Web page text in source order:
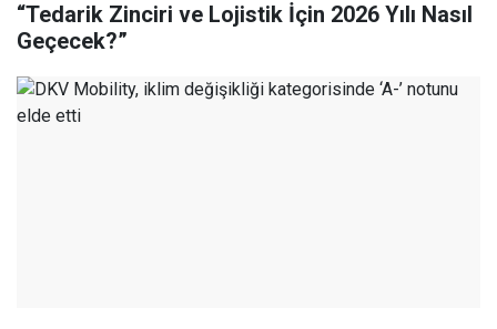
“Tedarik Zinciri ve Lojistik İçin 2026 Yılı Nasıl
Geçecek?”